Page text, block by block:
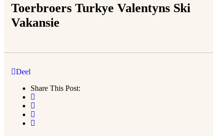
Toerbroers Turkye Valentyns Ski
Vakansie
Deel
Share This Post: